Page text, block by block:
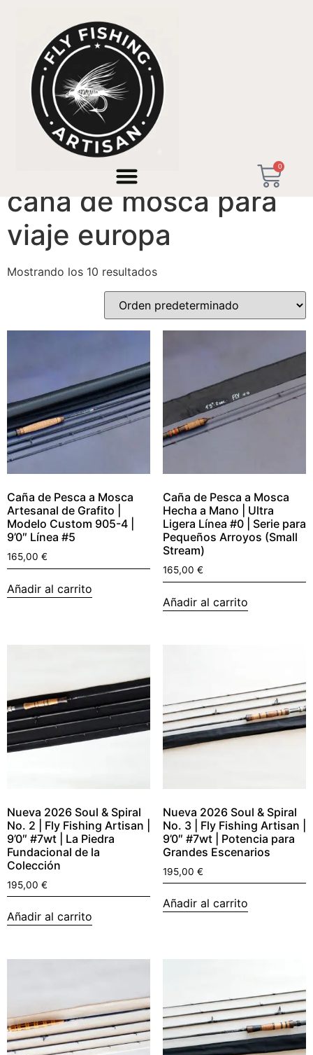
0
/ Productos etiquetados “caña de mosca para
caña de mosca para
viaje europa
Mostrando los 10 resultados
Caña de Pesca a Mosca
Artesanal de Grafito |
Modelo Custom 905-4 |
9’0″ Línea #5
165,00 €
Añadir al carrito
Caña de Pesca a Mosca
Hecha a Mano | Ultra
Ligera Línea #0 | Serie para
Pequeños Arroyos (Small
Stream)
165,00 €
Añadir al carrito
Nueva 2026 Soul & Spiral
No. 2 | Fly Fishing Artisan |
9’0″ #7wt | La Piedra
Fundacional de la
Colección
195,00 €
Añadir al carrito
Nueva 2026 Soul & Spiral
No. 3 | Fly Fishing Artisan |
9’0″ #7wt | Potencia para
Grandes Escenarios
195,00 €
Añadir al carrito